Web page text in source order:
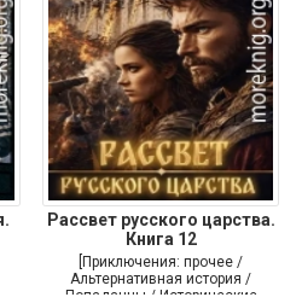
Рассвет русского царства.
Книга 12
[Приключения: прочее /
Альтернативная история /
Попаданцы / Исторические